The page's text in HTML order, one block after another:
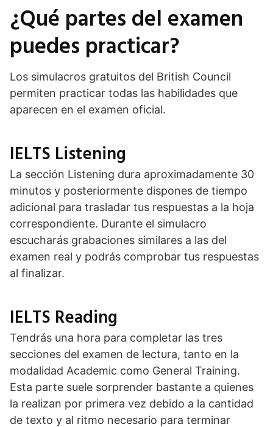
¿Qué partes del examen
puedes practicar?
Los simulacros gratuitos del British Council
permiten practicar todas las habilidades que
aparecen en el examen oficial.
IELTS Listening
La sección Listening dura aproximadamente 30
minutos y posteriormente dispones de tiempo
adicional para trasladar tus respuestas a la hoja
correspondiente. Durante el simulacro
escucharás grabaciones similares a las del
examen real y podrás comprobar tus respuestas
al finalizar.
IELTS Reading
Tendrás una hora para completar las tres
secciones del examen de lectura, tanto en la
modalidad Academic como General Training.
Esta parte suele sorprender bastante a quienes
la realizan por primera vez debido a la cantidad
de texto y al ritmo necesario para terminar